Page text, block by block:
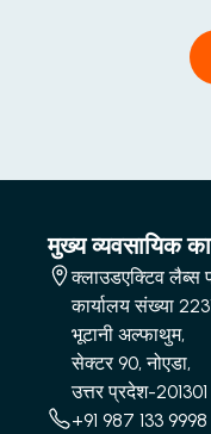
मुख्य व्यवसायिक
क्लाउडएक्टिव लैब्स
कार्यालय संख्या
भूटानी अल्फाथुम,
सेक्टर 90, नोएडा,
उत्तर प्रदेश-201301
+91 987 133 9998